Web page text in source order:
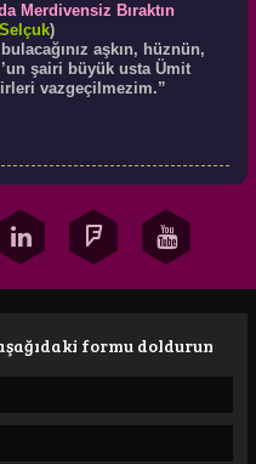
Merdivensiz Bıraktın
)
aşkın, hüznün,
şairi büyük usta Ümit
vazgeçilmezim.”
formu doldurun